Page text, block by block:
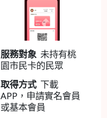
服務對象 未持有桃
園市民卡的民眾
取得方式 下載
APP，申請實名會員
或基本會員